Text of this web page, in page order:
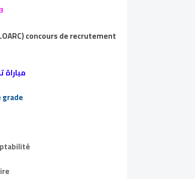
concours de recrutement
مباراة توظيف 04 تقني
grade